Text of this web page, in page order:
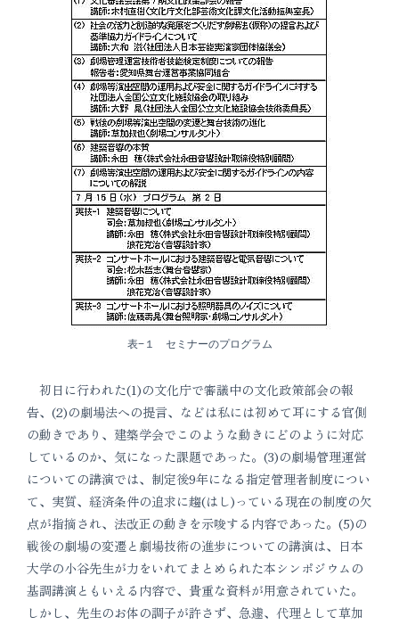
表−１ セミナーのプログラム
初日に行われた(1)の文化庁で審議中の文化政策部会の報
告、(2)の劇場法への提言、などは私には初めて耳にする官側
の動きであり、建築学会でこのような動きにどのように対応
しているのか、気になった課題であった。(3)の劇場管理運営
についての講演では、制定後9年になる指定管理者制度につい
て、実質、経済条件の追求に趨(はし)っている現在の制度の欠
点が指摘され、法改正の動きを示唆する内容であった。(5)の
戦後の劇場の変遷と劇場技術の進歩についての講演は、日本
大学の小谷先生が力をいれてまとめられた本シンポジウムの
基調講演ともいえる内容で、貴重な資料が用意されていた。
しかし、先生のお体の調子が許さず、急遽、代理として草加